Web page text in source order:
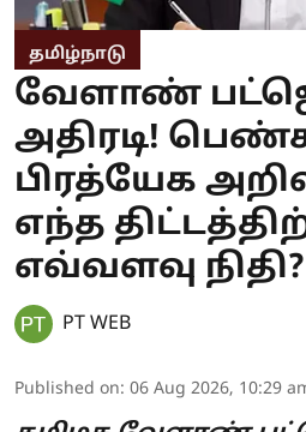
தமிழ்நாடு
வேளாண்
அதிரடி!
பிரத்யேக
எந்த
எவ்வளவு நிதி?
PT WEB
Published on: 06 Aug 2026, 10:29